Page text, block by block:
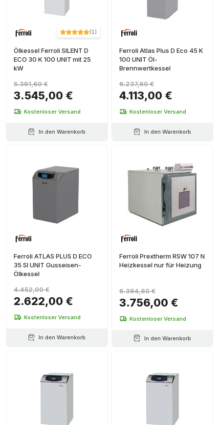
(1)
Ölkessel Ferroli SILENT D
ECO 30 K 100 UNIT mit 25
kW
3.545,00 €
5.361,60 €
Kostenloser Versand
In den Warenkorb
Ferroli Atlas Plus D Eco 45 K
100 UNIT Öl-
Brennwertkessel
4.113,00 €
6.237,60 €
Kostenloser Versand
In den Warenkorb
Ferroli ATLAS PLUS D ECO
35 SI UNIT Gusseisen-
Ölkessel
2.622,00 €
4.452,00 €
Kostenloser Versand
In den Warenkorb
Ferroli Prextherm RSW 107 N
Heizkessel nur für Heizung
3.756,00 €
6.394,80 €
Kostenloser Versand
In den Warenkorb